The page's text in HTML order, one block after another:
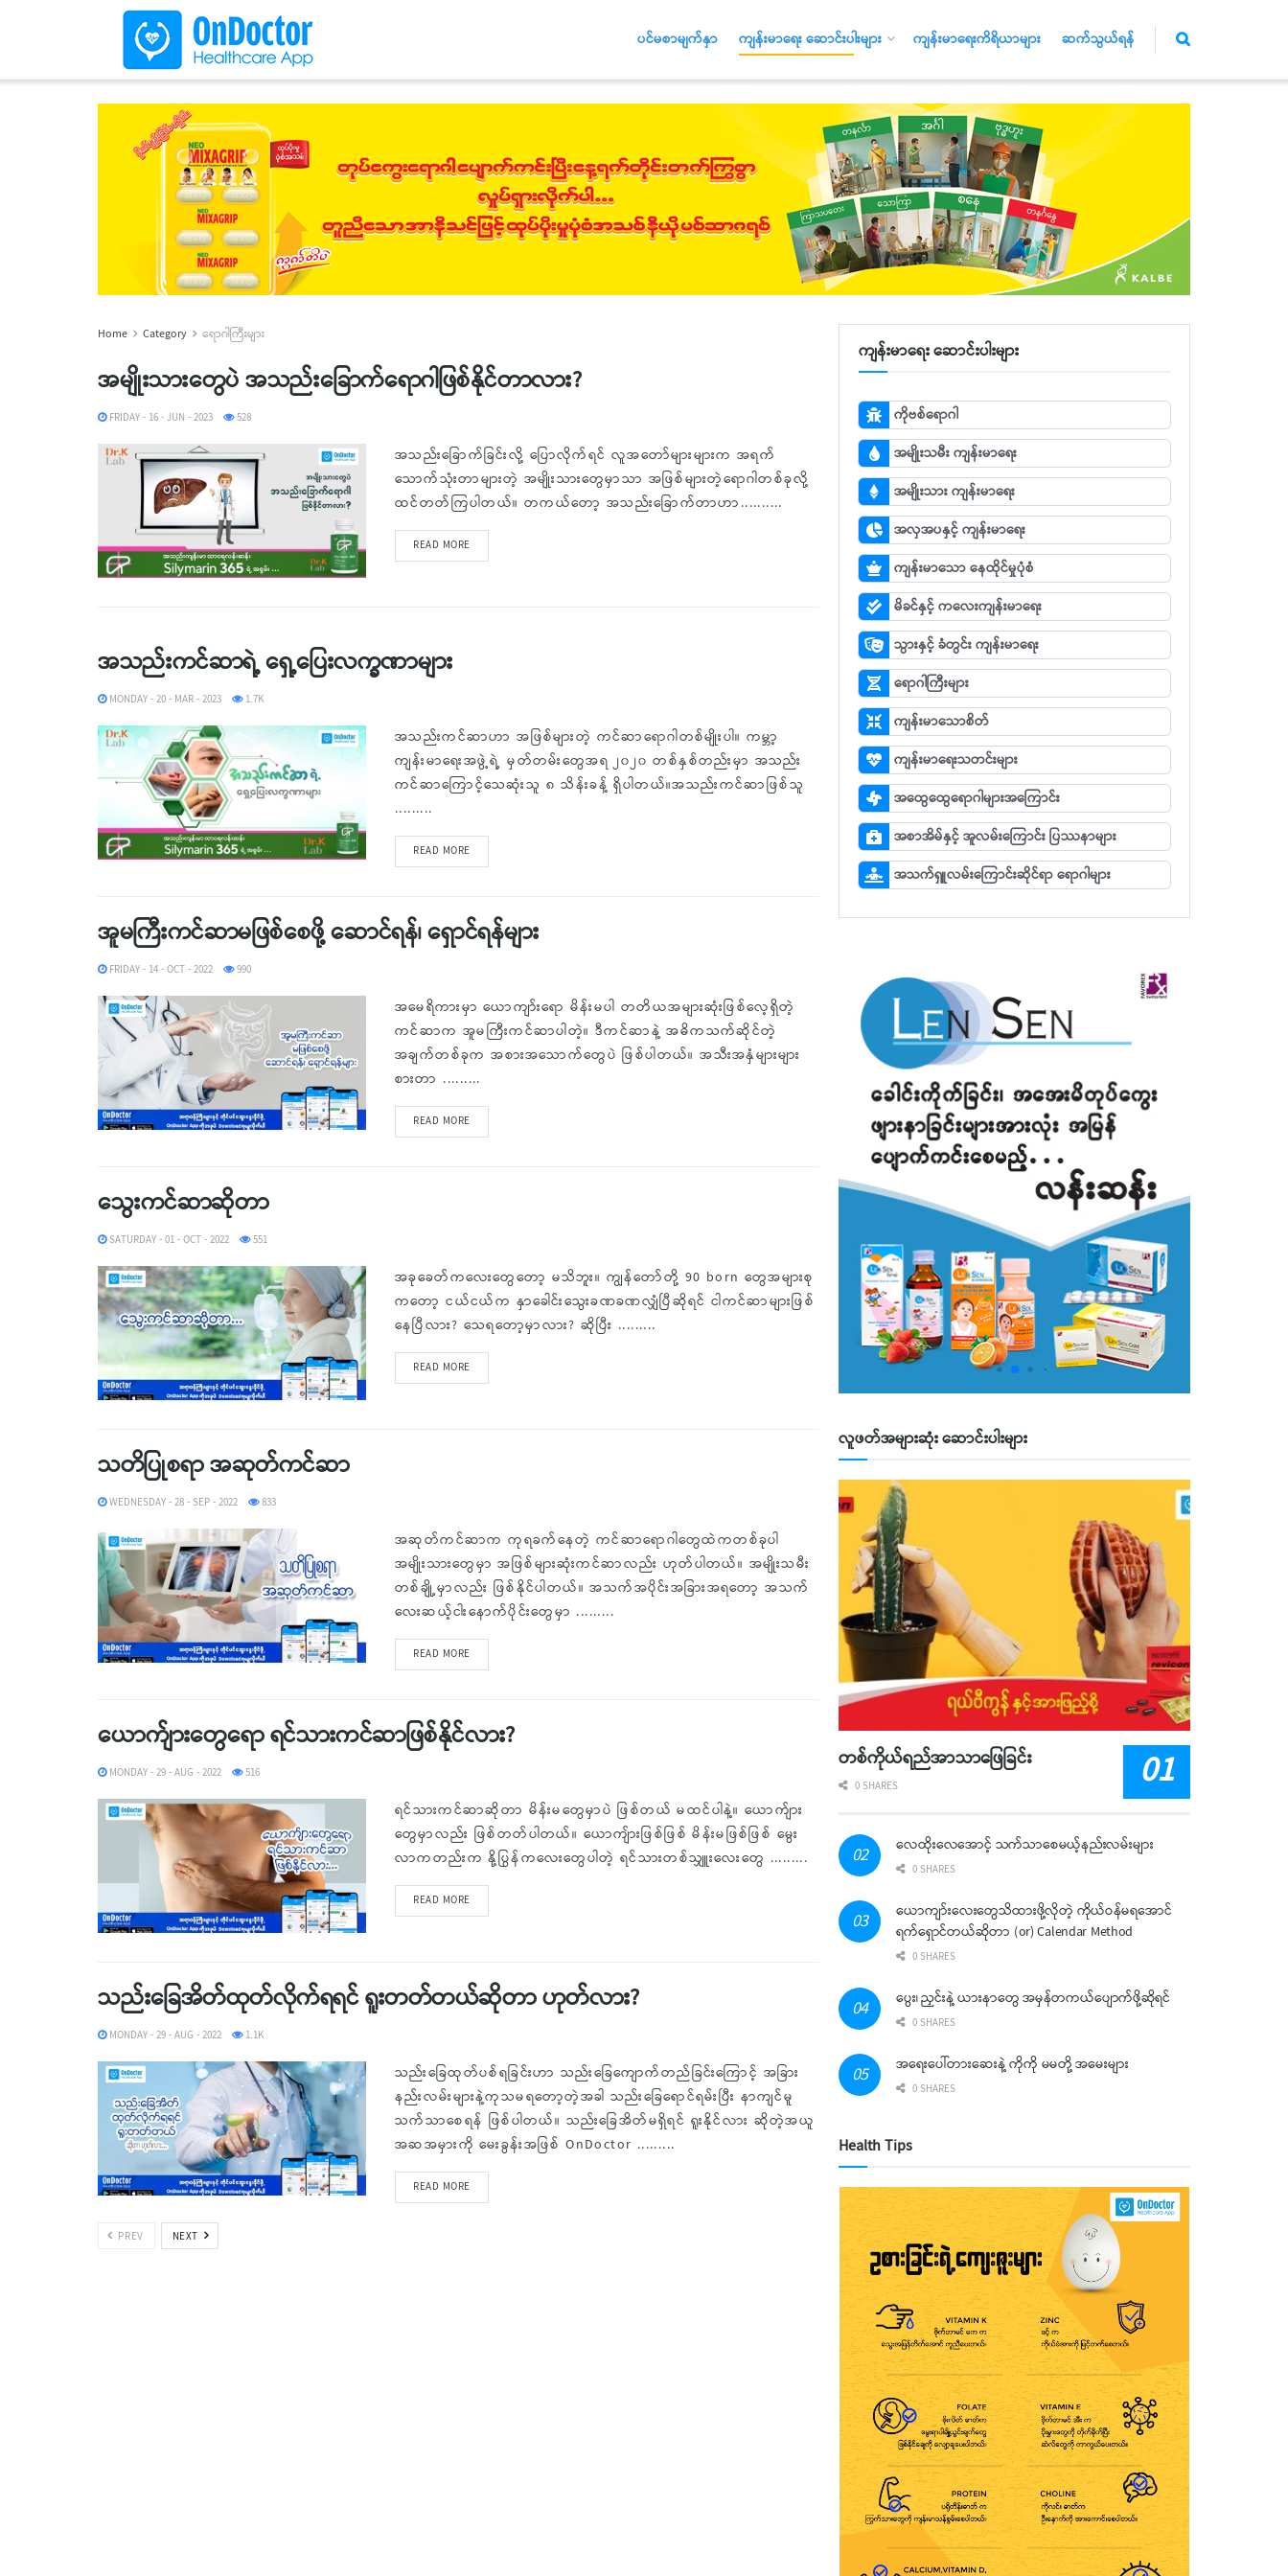
ပင်မစာမျက်နှာ ကျန်းမာရေး ဆောင်းပါးများ ကျန်းမာရေးကိရိယာများ ဆက်သွယ်ရန်
Home Category ရောဂါကြီးများ
အမျိုးသားတွေပဲ အသည်းခြောက်ရောဂါဖြစ်နိုင်တာလား?
FRIDAY - 16 - JUN - 2023 528
အသည်းခြောက်ခြင်းလို့ ပြောလိုက်ရင် လူအတော်များများက အရက်
သောက်သုံးတာများတဲ့ အမျိုးသားတွေမှာသာ အဖြစ်များတဲ့ရောဂါတစ်ခုလို့
ထင်တတ်ကြပါတယ်။ တကယ်တော့ အသည်းခြောက်တာဟာ..........
READ MORE
အသည်းကင်ဆာရဲ့ ရှေ့ပြေးလက္ခဏာများ
MONDAY - 20 - MAR - 2023 1.7K
အသည်းကင်ဆာဟာ အဖြစ်များတဲ့ ကင်ဆာရောဂါတစ်မျိုးပါ။ ကမ္ဘာ့
ကျန်းမာရေးအဖွဲ့ရဲ့ မှတ်တမ်းတွေအရ ၂၀၂၀ တစ်နှစ်တည်းမှာ အသည်း
ကင်ဆာကြောင့်သေဆုံးသူ ၈ သိန်းခန့် ရှိပါတယ်။အသည်းကင်ဆာဖြစ်သူ
.........
READ MORE
အူမကြီးကင်ဆာမဖြစ်စေဖို့ ဆောင်ရန်၊ ရှောင်ရန်များ
FRIDAY - 14 - OCT - 2022 990
အမေရိကားမှာ ယောကျာ်းရော မိန်းမပါ တတိယအများဆုံးဖြစ်လေ့ရှိတဲ့
ကင်ဆာက အူမကြီးကင်ဆာပါတဲ့။ ဒီကင်ဆာနဲ့ အဓိကသက်ဆိုင်တဲ့
အချက်တစ်ခုက အစားအသောက်တွေပဲ ဖြစ်ပါတယ်။ အသီးအနှံများများ
စားတာ .........
READ MORE
သွေးကင်ဆာဆိုတာ
SATURDAY - 01 - OCT - 2022 551
အခုခေတ်ကလေးတွေတော့ မသိဘူး။ ကျွန်တော်တို့ 90 born တွေအများစု
ကတော့ ငယ်ငယ်က နှာခေါင်းသွေးခဏခဏလျှံပြီဆိုရင် ငါကင်ဆာများဖြစ်
နေပြီလား? သေရတော့မှာလား? ဆိုပြီး .........
READ MORE
သတိပြုစရာ အဆုတ်ကင်ဆာ
WEDNESDAY - 28 - SEP - 2022 833
အဆုတ်ကင်ဆာက ကုရခက်နေတဲ့ ကင်ဆာရောဂါတွေထဲကတစ်ခုပါ
အမျိုးသားတွေမှာ အဖြစ်များဆုံးကင်ဆာလည်း ဟုတ်ပါတယ်။ အမျိုးသမီး
တစ်ချို့မှာလည်း ဖြစ်နိုင်ပါတယ်။ အသက်အပိုင်းအခြားအရတော့ အသက်
လေးဆယ့်ငါးနောက်ပိုင်းတွေမှာ .........
READ MORE
ယောက်ျားတွေရော ရင်သားကင်ဆာဖြစ်နိုင်လား?
MONDAY - 29 - AUG - 2022 516
ရင်သားကင်ဆာဆိုတာ မိန်းမတွေမှာပဲ ဖြစ်တယ် မထင်ပါနဲ့။ ယောက်ျား
တွေမှာလည်း ဖြစ်တတ်ပါတယ်။ ယောကျ်ားဖြစ်ဖြစ် မိန်းမဖြစ်ဖြစ် မွေး
လာကတည်းက နို့ပြွန်ကလေးတွေပါတဲ့ ရင်သားတစ်သျှူးလေးတွေ .........
READ MORE
သည်းခြေအိတ်ထုတ်လိုက်ရရင် ရူးတတ်တယ်ဆိုတာ ဟုတ်လား?
MONDAY - 29 - AUG - 2022 1.1K
သည်းခြေထုတ်ပစ်ရခြင်းဟာ သည်းခြေကျောက်တည်ခြင်းကြောင့် အခြား
နည်းလမ်းများနဲ့ကုသမရတော့တဲ့အခါ သည်းခြေရောင်ရမ်းပြီး နာကျင်မူ
သက်သာစေရန် ဖြစ်ပါတယ်။ သည်းခြေအိတ်မရှိရင် ရူးနိုင်လား ဆိုတဲ့အယူ
အဆအမှားကို မေးခွန်းအဖြစ် OnDoctor .........
READ MORE
PREV NEXT
ကျန်းမာရေး ဆောင်းပါးများ
ကိုဗစ်ရောဂါ
အမျိုးသမီး ကျန်းမာရေး
အမျိုးသား ကျန်းမာရေး
အလှအပနှင့် ကျန်းမာရေး
ကျန်းမာသော နေထိုင်မှုပုံစံ
မိခင်နှင့် ကလေးကျန်းမာရေး
သွားနှင့် ခံတွင်း ကျန်းမာရေး
ရောဂါကြီးများ
ကျန်းမာသောစိတ်
ကျန်းမာရေးသတင်းများ
အထွေထွေရောဂါများအကြောင်း
အစာအိမ်နှင့် အူလမ်းကြောင်း ပြဿနာများ
အသက်ရှူလမ်းကြောင်းဆိုင်ရာ ရောဂါများ
လူဖတ်အများဆုံး ဆောင်းပါးများ
တစ်ကိုယ်ရည်အာသာဖြေခြင်း
0 SHARES
လေထိုးလေအောင့် သက်သာစေမယ့်နည်းလမ်းများ
0 SHARES
ယောကျာ်းလေးတွေသိထားဖို့လိုတဲ့ ကိုယ်ဝန်မရအောင်
ရက်ရှောင်တယ်ဆိုတာ (or) Calendar Method
0 SHARES
ပွေး၊ ညှင်းနဲ့ ယားနာတွေ အမှန်တကယ်ပျောက်ဖို့ဆိုရင်
0 SHARES
အရေးပေါ်တားဆေးနဲ့ ကိုကို မမတို့ အမေးများ
0 SHARES
Health Tips